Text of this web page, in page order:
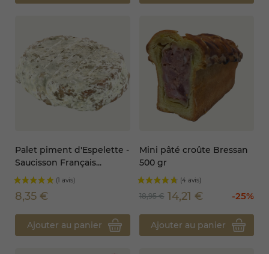
Palet piment d'Espelette -
Saucisson Français...
8,35 €
Ajouter au panier
Mini pâté croûte Bressan
500 gr
18,95 € 14,21 € -25%
Ajouter au panier